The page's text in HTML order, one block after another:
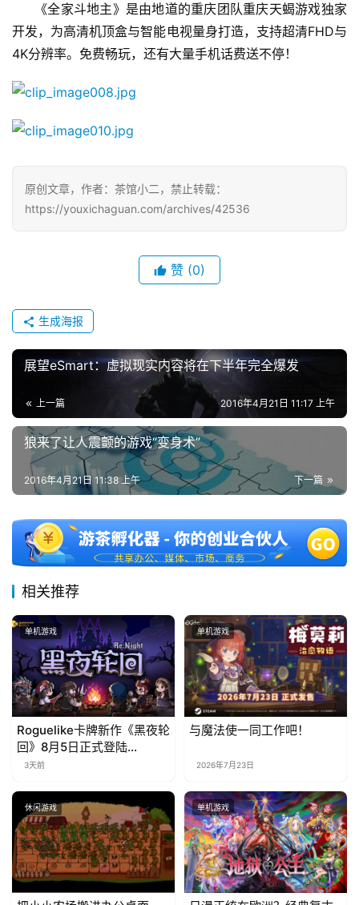
接
会
上
站
中
《全家斗地主》是由地道的重庆团队重庆天蝎游戏独家
开发，为高清机顶盒与智能电视量身打造，支持超清FHD与
4K分辨率。免费畅玩，还有大量手机话费送不停！
原创文章，作者：茶馆小二，禁止转载：
https://youxichaguan.com/archives/42536
赞 (0)
生成海报
展望eSmart：虚拟现实内容将在下半年完全爆发
上一篇 2016年4月21日 11:17 上午
狼来了让人震颤的游戏“变身术”
下一篇
2016年4月21日 11:38 上午
相关推荐
单机游戏
Roguelike卡牌新作《黑夜轮
回》8月5日正式登陆
Steam，首发9折优惠开启
3天前
单机游戏
与魔法使一同工作吧！
2026年7月23日
休闲游戏 单机游戏